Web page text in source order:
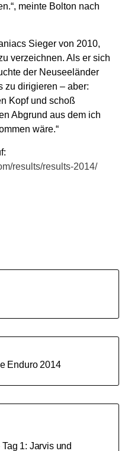
meinte Bolton nach
Sieger von 2010,
verzeichnen. Als er sich
der Neuseeländer
zu dirigieren – aber:
Kopf und schoß
Abgrund aus dem ich
wäre.“
results/results-2014/
Enduro 2014
1: Jarvis und